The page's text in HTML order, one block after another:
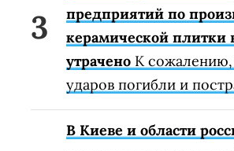
предприятий по
керамической плитки
утрачено К сожалению,
ударов погибли и
В Киеве и области